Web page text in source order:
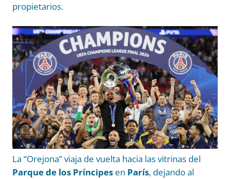
propietarios.
La “Orejona” viaja de vuelta hacia las vitrinas del
Parque de los Príncipes en París, dejando al